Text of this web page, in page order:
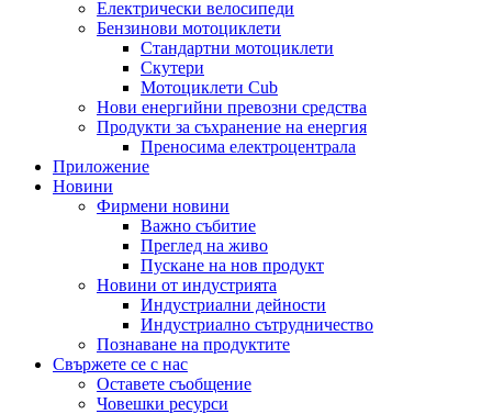
Електрически велосипеди
Бензинови мотоциклети
Стандартни мотоциклети
Скутери
Мотоциклети Cub
Нови енергийни превозни средства
Продукти за съхранение на енергия
Преносима електроцентрала
Приложение
Новини
Фирмени новини
Важно събитие
Преглед на живо
Пускане на нов продукт
Новини от индустрията
Индустриални дейности
Индустриално сътрудничество
Познаване на продуктите
Свържете се с нас
Оставете съобщение
Човешки ресурси